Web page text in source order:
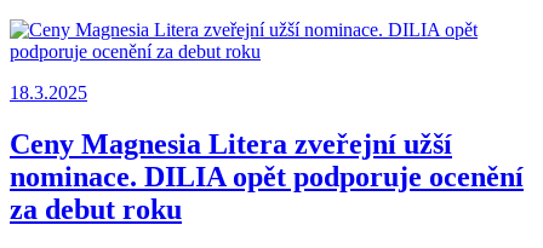
18.3.2025
Ceny Magnesia Litera zveřejní užší
nominace. DILIA opět podporuje ocenění
za debut roku